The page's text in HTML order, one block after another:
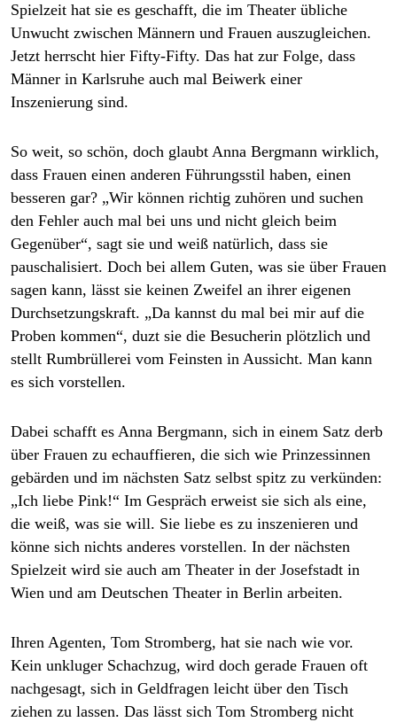
Spielzeit hat sie es geschafft, die im Theater übliche
Unwucht zwischen Männern und Frauen auszugleichen.
Jetzt herrscht hier Fifty-Fifty. Das hat zur Folge, dass
Männer in Karlsruhe auch mal Beiwerk einer
Inszenierung sind.
So weit, so schön, doch glaubt Anna Bergmann wirklich,
dass Frauen einen anderen Führungsstil haben, einen
besseren gar? „Wir können richtig zuhören und suchen
den Fehler auch mal bei uns und nicht gleich beim
Gegenüber“, sagt sie und weiß natürlich, dass sie
pauschalisiert. Doch bei allem Guten, was sie über Frauen
sagen kann, lässt sie keinen Zweifel an ihrer eigenen
Durchsetzungskraft. „Da kannst du mal bei mir auf die
Proben kommen“, duzt sie die Besucherin plötzlich und
stellt Rumbrüllerei vom Feinsten in Aussicht. Man kann
es sich vorstellen.
Dabei schafft es Anna Bergmann, sich in einem Satz derb
über Frauen zu echauffieren, die sich wie Prinzessinnen
gebärden und im nächsten Satz selbst spitz zu verkünden:
„Ich liebe Pink!“ Im Gespräch erweist sie sich als eine,
die weiß, was sie will. Sie liebe es zu inszenieren und
könne sich nichts anderes vorstellen. In der nächsten
Spielzeit wird sie auch am Theater in der Josefstadt in
Wien und am Deutschen Theater in Berlin arbeiten.
Ihren Agenten, Tom Stromberg, hat sie nach wie vor.
Kein unkluger Schachzug, wird doch gerade Frauen oft
nachgesagt, sich in Geldfragen leicht über den Tisch
ziehen zu lassen. Das lässt sich Tom Stromberg nicht